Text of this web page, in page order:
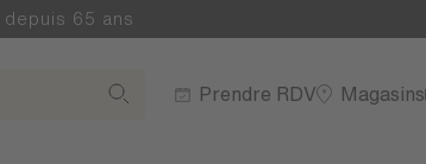
65 ans
Prendre RDV Magasins